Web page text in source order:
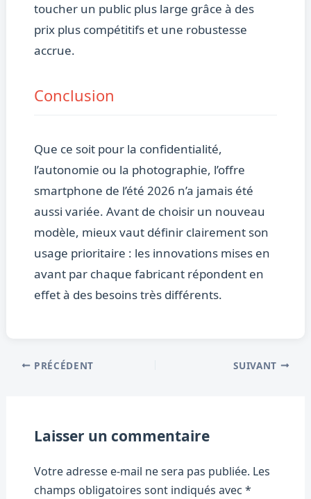
toucher un public plus large grâce à des
prix plus compétitifs et une robustesse
accrue.
Conclusion
Que ce soit pour la confidentialité,
l’autonomie ou la photographie, l’offre
smartphone de l’été 2026 n’a jamais été
aussi variée. Avant de choisir un nouveau
modèle, mieux vaut définir clairement son
usage prioritaire : les innovations mises en
avant par chaque fabricant répondent en
effet à des besoins très différents.
PRÉCÉDENT SUIVANT
Laisser un commentaire
Votre adresse e-mail ne sera pas publiée. Les
champs obligatoires sont indiqués avec *